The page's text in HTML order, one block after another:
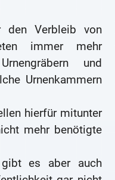
den Verbleib von
immer mehr
und
Urnenkammern
hierfür mitunter
mehr benötigte
es aber auch